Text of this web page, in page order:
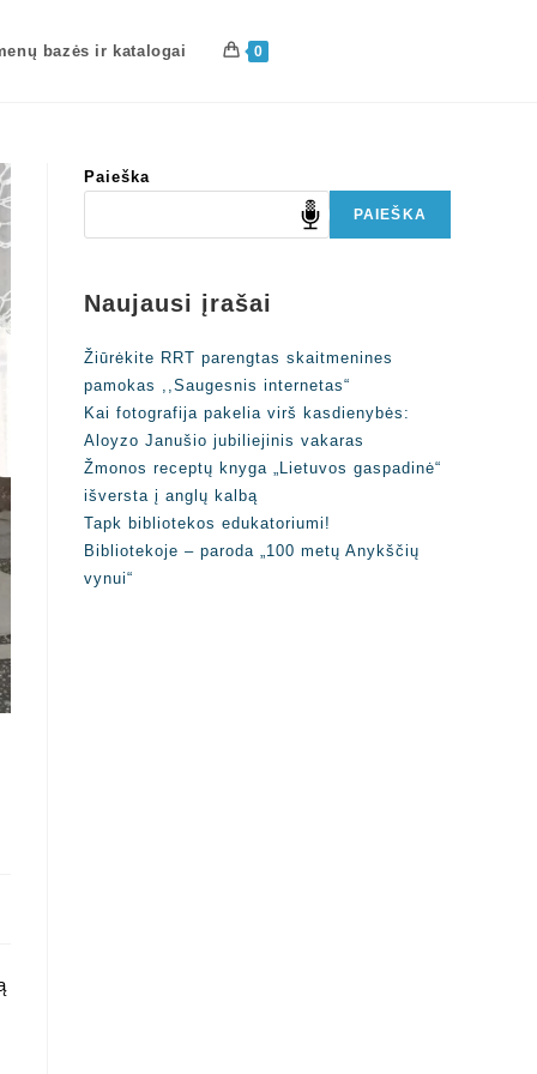
bazės ir katalogai 0
Paieška
PAIEŠKA
Naujausi įrašai
Žiūrėkite RRT parengtas skaitmenines
pamokas ,,Saugesnis internetas“
Kai fotografija pakelia virš kasdienybės:
Aloyzo Janušio jubiliejinis vakaras
Žmonos receptų knyga „Lietuvos gaspadinė“
išversta į anglų kalbą
Tapk bibliotekos edukatoriumi!
Bibliotekoje – paroda „100 metų Anykščių
vynui“